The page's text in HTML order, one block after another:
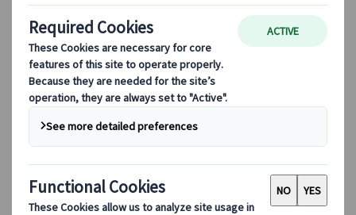
Blog
Consejos de viaje para cada temporada
Destinos destacados
Perspectivas culturales
Experiencias gastronómicas
Recorre Japón en tren
Preguntas frecuentes
Información práctica
Etiqueta en Japón
Conducir en Japón
Reservar con nosotros
Japan Rail Pass
Alojamiento
Asesoramiento virtual